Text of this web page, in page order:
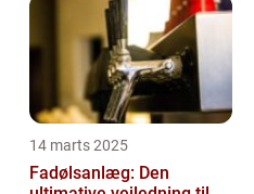
14 marts 2025
Fadølsanlæg: Den